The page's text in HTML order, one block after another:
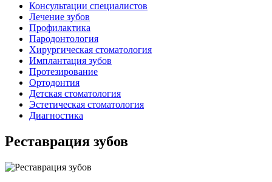
Консультации специалистов
Лечение зубов
Профилактика
Пародонтология
Хирургическая стоматология
Имплантация зубов
Протезирование
Ортодонтия
Детская стоматология
Эстетическая стоматология
Диагностика
Реставрация зубов